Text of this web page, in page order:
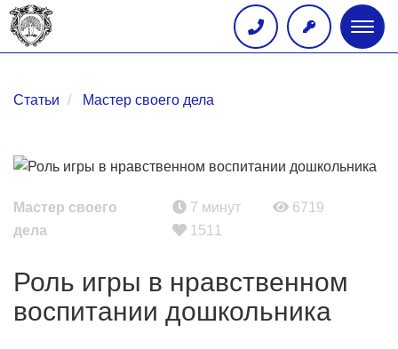
меню
Статьи Мастер своего дела
Мастер своего
дела
7 минут
6719
1511
Роль игры в нравственном
воспитании дошкольника